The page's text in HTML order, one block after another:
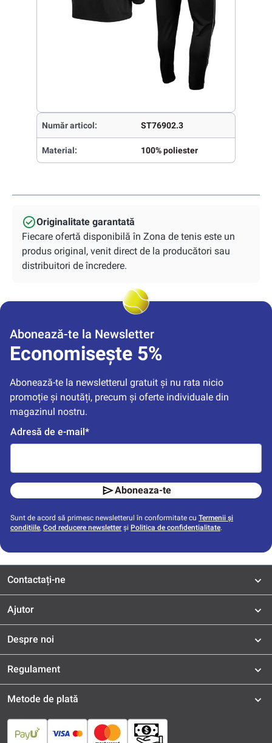
Număr articol: ST76902.3
Material: 100% poliester
Originalitate garantată
Fiecare ofertă disponibilă în Zona de tenis este un
produs original, venit direct de la producători sau
distribuitori de încredere.
Abonează-te la Newsletter
Economisește 5%
Abonează-te la newsletterul gratuit și nu rata nicio
promoție și noutăți, precum și oferte individuale din
magazinul nostru.
Adresă de e-mail*
Aboneaza-te
Sunt de acord să primesc newsletterul în conformitate cu Termenii și
condițiile, Cod reducere newsletter și Politica de confidențialitate.
Contactați-ne
Ajutor
Despre noi
Regulament
Metode de plată